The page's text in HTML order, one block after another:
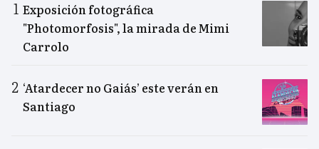
Exposición fotográfica
"Photomorfosis", la mirada de Mimi
Carrolo
‘Atardecer no Gaiás’ este verán en
Santiago